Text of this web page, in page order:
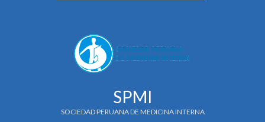
SPMI
SOCIEDAD PERUANA DE MEDICINA INTERNA